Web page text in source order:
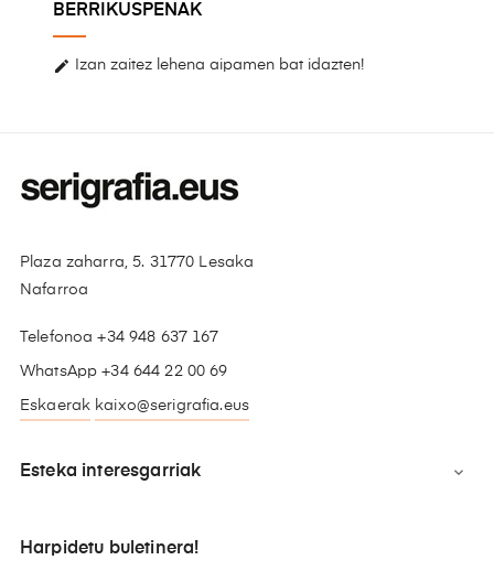
BERRIKUSPENAK
 Izan zaitez lehena aipamen bat idazten!
Plaza zaharra, 5. 31770 Lesaka
Nafarroa
Telefonoa +34 948 637 167
WhatsApp +34 644 22 00 69
Eskaerak kaixo@serigrafia.eus
Esteka interesgarriak 
Harpidetu buletinera!